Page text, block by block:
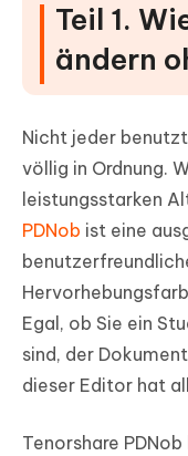
Teil 1.
ändern
Nicht jeder
völlig in Ordnung.
leistungsstarken
PDNob ist eine
Egal, ob Sie ein
sind, der
dieser Editor hat
Tenorshare